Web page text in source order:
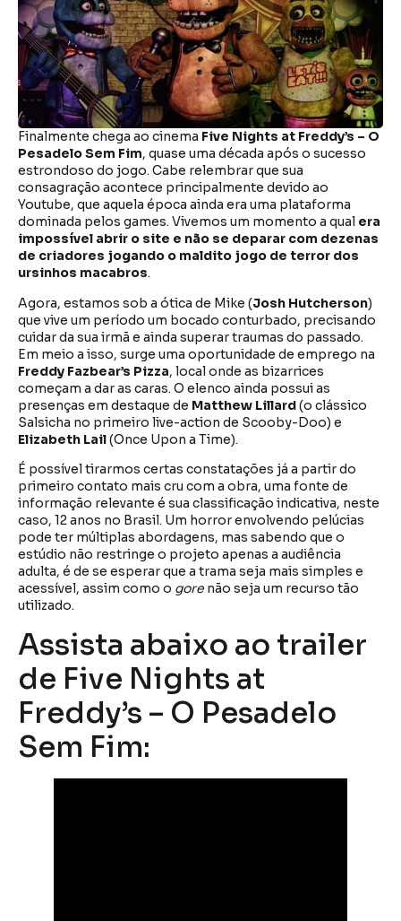
Finalmente chega ao cinema Five Nights at Freddy’s – O
Pesadelo Sem Fim, quase uma década após o sucesso
estrondoso do jogo. Cabe relembrar que sua
consagração acontece principalmente devido ao
Youtube, que aquela época ainda era uma plataforma
dominada pelos games. Vivemos um momento a qual era
impossível abrir o site e não se deparar com dezenas
de criadores jogando o maldito jogo de terror dos
ursinhos macabros.
Agora, estamos sob a ótica de Mike (Josh Hutcherson)
que vive um período um bocado conturbado, precisando
cuidar da sua irmã e ainda superar traumas do passado.
Em meio a isso, surge uma oportunidade de emprego na
Freddy Fazbear’s Pizza, local onde as bizarrices
começam a dar as caras. O elenco ainda possui as
presenças em destaque de Matthew Lillard(o clássico
Salsicha no primeiro live-action de Scooby-Doo) e
Elizabeth Lail(Once Upon a Time).
É possível tirarmos certas constatações já a partir do
primeiro contato mais cru com a obra, uma fonte de
informação relevante é sua classificação indicativa, neste
caso, 12 anos no Brasil. Um horror envolvendo pelúcias
pode ter múltiplas abordagens, mas sabendo que o
estúdio não restringe o projeto apenas a audiência
adulta, é de se esperar que a trama seja mais simples e
acessível, assim como o gore não seja um recurso tão
utilizado.
Assista abaixo ao trailer
de Five Nights at
Freddy’s – O Pesadelo
Sem Fim: